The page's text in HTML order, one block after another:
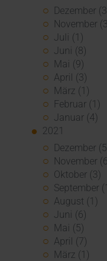
Dezember
November
Juli (1)
Juni (8)
Mai (9)
April (3)
März (1)
Februar (1)
Januar (4)
2021
Dezember
November
Oktober (3)
September
August (1)
Juni (6)
Mai (5)
April (7)
März (1)